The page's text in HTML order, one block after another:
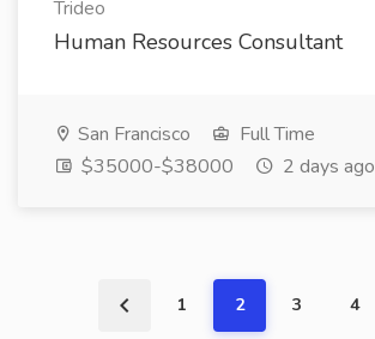
Trideo
Human Resources Consultant
San Francisco
Full Time
$35000-$38000
2 days ago
1 2 3 4